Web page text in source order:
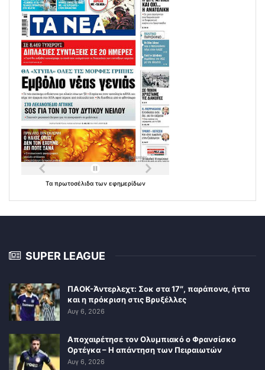
Τα πρωτοσέλιδα των εφημερίδων
SUPER LEAGUE
ΠΑΟΚ-Άντερλεχτ: Σοκ στα 17″, παράπονα, ήττα
και η πρόκριση στις Βρυξέλλες
Αυγ 6, 2026
Αποχαιρέτησε τον Ολυμπιακό ο Φρανσίσκο
Ορτέγκα – Η απάντηση των Πειραιωτών
Αυγ 6, 2026